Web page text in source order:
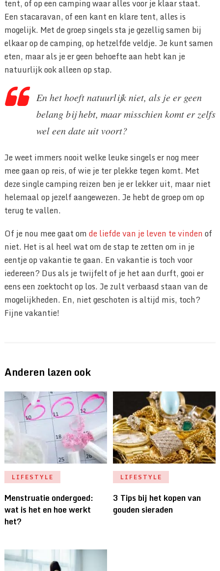
tent, of op een camping waar alles voor je klaar staat.
Een stacaravan, of een kant en klare tent, alles is
mogelijk. Met de groep singels sta je gezellig samen bij
elkaar op de camping, op hetzelfde veldje. Je kunt samen
eten, maar als je er geen behoefte aan hebt kan je
natuurlijk ook alleen op stap.
En het hoeft natuurlijk niet, als je er geen
belang bij hebt, maar misschien komt er zelfs
wel een date uit voort?
Je weet immers nooit welke leuke singels er nog meer
mee gaan op reis, of wie je ter plekke tegen komt. Met
deze single camping reizen ben je er lekker uit, maar niet
helemaal op jezelf aangewezen. Je hebt de groep om op
terug te vallen.
Of je nou mee gaat omde liefde van je leven te vindenof
niet. Het is al heel wat om de stap te zetten om in je
eentje op vakantie te gaan. En vakantie is toch voor
iedereen? Dus als je twijfelt of je het aan durft, gooi er
eens een zoektocht op los. Je zult verbaasd staan van de
mogelijkheden. En, niet geschoten is altijd mis, toch?
Fijne vakantie!
Anderen lazen ook
LIFESTYLE
Menstruatie ondergoed:
wat is het en hoe werkt
het?
LIFESTYLE
3 Tips bij het kopen van
gouden sieraden